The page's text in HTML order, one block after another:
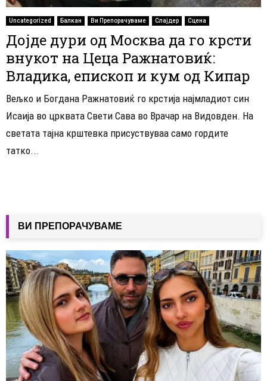
Uncategorized Балкан Ви Препорачуваме Слајдер Сцена
Дојде дури од Москва да го крсти
внукот на Цеца Ражнатовиќ:
Владика, епископ и кум од Кипар
Вељко и Богдана Ражнатовиќ го крстија најмладиот син
Исаија во црквата Свети Сава во Врачар на Видовден. На
светата тајна крштевка присуствуваа само гордите
татко...
ВИ ПРЕПОРАЧУВАМЕ